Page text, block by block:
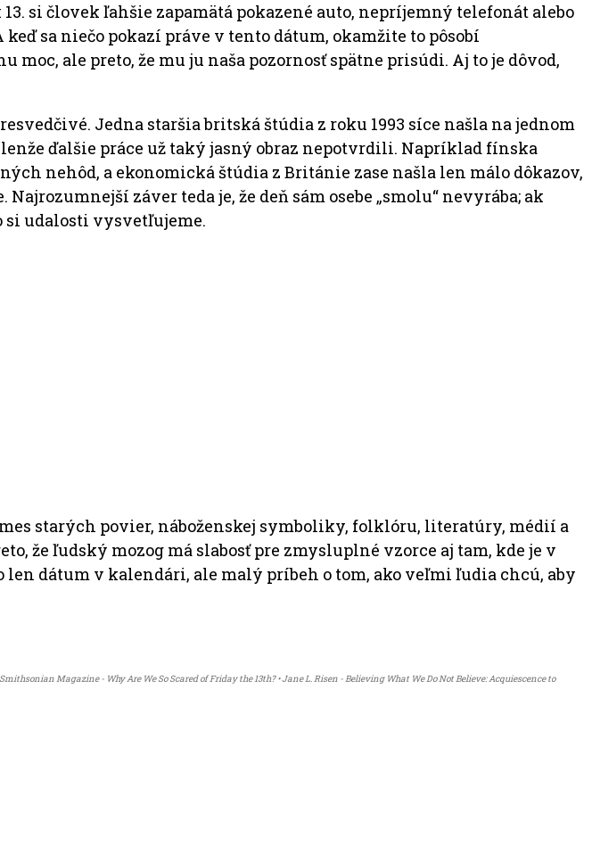
13. si človek ľahšie zapamätá pokazené auto, nepríjemný telefonát alebo
sa niečo pokazí práve v tento dátum, okamžite to pôsobí
moc, ale preto, že mu ju naša pozornosť spätne prisúdi. Aj to je dôvod,
Jedna staršia britská štúdia z roku 1993 síce našla na jednom
ďalšie práce už taký jasný obraz nepotvrdili. Napríklad fínska
nehôd, a ekonomická štúdia z Británie zase našla len málo dôkazov,
záver teda je, že deň sám osebe „smolu“ nevyrába; ak
si udalosti vysvetľujeme.
starých povier, náboženskej symboliky, folklóru, literatúry, médií a
že ľudský mozog má slabosť pre zmysluplné vzorce aj tam, kde je v
dátum v kalendári, ale malý príbeh o tom, ako veľmi ľudia chcú, aby
Magazine - Why Are We So Scared of Friday the 13th? • Jane L. Risen - Believing What We Do Not Believe: Acquiescence to